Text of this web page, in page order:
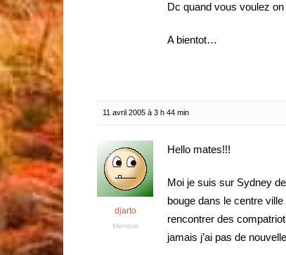
Dc quand vous voulez
A bientot…
11 avril 2005 à 3 h 44 min
djarto
Membre
Hello mates!!!
Moi je suis sur Sydney
bouge dans le centre
rencontrer des
jamais j’ai pas de